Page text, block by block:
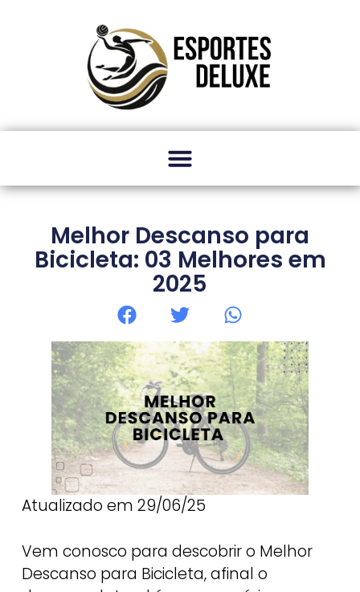
Melhor Descanso para
Bicicleta: 03 Melhores em
2025
Atualizado em 29/06/25
Vem conosco para descobrir o Melhor
Descanso para Bicicleta, afinal o